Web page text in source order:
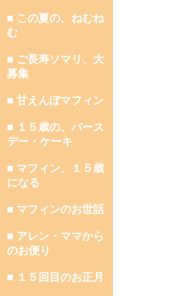
■ この夏の、ねむね
む
■ ご長寿ソマリ、大
募集
■ 甘えんぼマフィン
■ １５歳の、バース
デー・ケーキ
■ マフィン、１５歳
になる
■ マフィンのお世話
■ アレン・ママから
のお便り
■ １５回目のお正月